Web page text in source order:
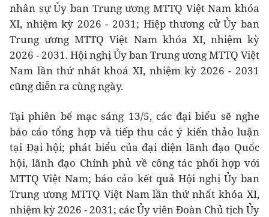
nhân sự Ủy ban Trung ương MTTQ Việt Nam khóa
XI, nhiệm kỳ 2026 - 2031; Hiệp thương cử Ủy ban
Trung ương MTTQ Việt Nam khóa XI, nhiệm kỳ
2026 - 2031. Hội nghị Ủy ban Trung ương MTTQ Việt
Nam lần thứ nhất khoá XI, nhiệm kỳ 2026 - 2031
cũng diễn ra cùng ngày.
Tại phiên bế mạc sáng 13/5, các đại biểu sẽ nghe
báo cáo tổng hợp và tiếp thu các ý kiến thảo luận
tại Đại hội; phát biểu của đại diện lãnh đạo Quốc
hội, lãnh đạo Chính phủ về công tác phối hợp với
MTTQ Việt Nam; báo cáo kết quả Hội nghị Ủy ban
Trung ương MTTQ Việt Nam lần thứ nhất khóa XI,
nhiệm kỳ 2026 - 2031; các Ủy viên Đoàn Chủ tịch Ủy